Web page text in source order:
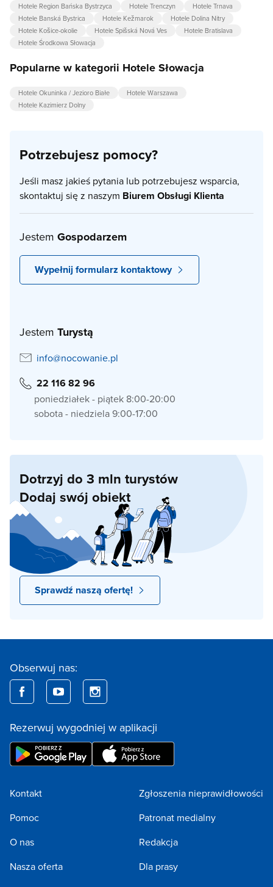
Hotele Region Bańska Bystrzyca
Hotele Trenczyn
Hotele Trnava
Hotele Banská Bystrica
Hotele Kežmarok
Hotele Dolina Nitry
Hotele Košice-okolie
Hotele Spišská Nová Ves
Hotele Bratislava
Hotele Środkowa Słowacja
Popularne w kategorii Hotele Słowacja
Hotele Okuninka / Jezioro Białe
Hotele Warszawa
Hotele Kazimierz Dolny
Potrzebujesz pomocy?
Jeśli masz jakieś pytania lub potrzebujesz wsparcia,
skontaktuj się z naszym Biurem Obsługi Klienta
Jestem Gospodarzem
Wypełnij formularz kontaktowy
Jestem Turystą
info@nocowanie.pl
22 116 82 96
poniedziałek - piątek 8:00-20:00
sobota - niedziela 9:00-17:00
Dotrzyj do 3 mln turystów
Dodaj swój obiekt
Sprawdź naszą ofertę!
Obserwuj nas:
Rezerwuj wygodniej w aplikacji
Kontakt
Pomoc
O nas
Nasza oferta
Zgłoszenia nieprawidłowości
Patronat medialny
Redakcja
Dla prasy